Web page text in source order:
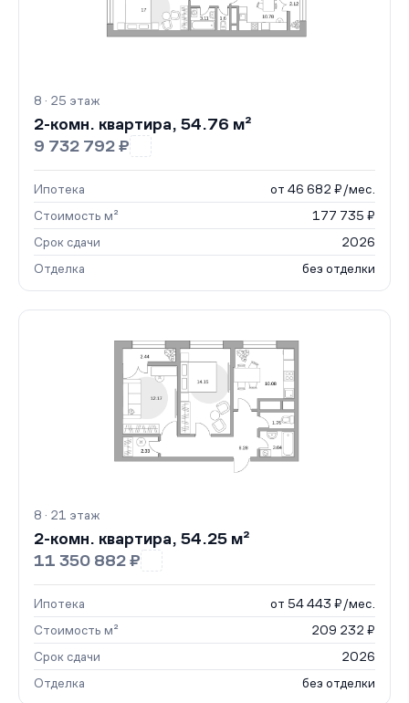
8 · 25 этаж
2-комн. квартира, 54.76 м²
9 732 792 ₽
Ипотека
от 46 682 ₽/мес.
Стоимость м²
177 735 ₽
Срок сдачи
2026
Отделка
без отделки
8 · 21 этаж
2-комн. квартира, 54.25 м²
11 350 882 ₽
Ипотека
от 54 443 ₽/мес.
Стоимость м²
209 232 ₽
Срок сдачи
2026
Отделка
без отделки